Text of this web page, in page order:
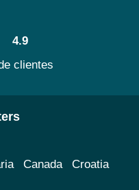
4.9
clientes
Canada Croatia